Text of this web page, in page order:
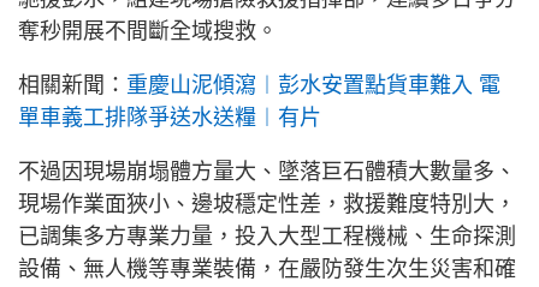
奪秒開展不間斷全域搜救。
相關新聞： 重慶山泥傾瀉︱彭水安置點貨車難入 電
單車義工排隊爭送水送糧︱有片
不過因現場崩塌體方量大、墜落巨石體積大數量多、
現場作業面狹小、邊坡穩定性差，救援難度特別大，
已調集多方專業力量，投入大型工程機械、生命探測
設備、無人機等專業裝備，在嚴防發生次生災害和確